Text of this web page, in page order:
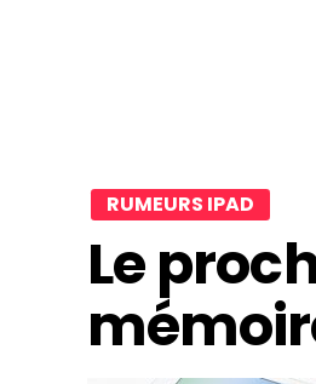
RUMEURS IPAD
Le